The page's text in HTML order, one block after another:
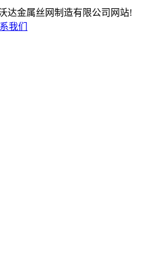
达金属丝网制造有限公司网站!
我们